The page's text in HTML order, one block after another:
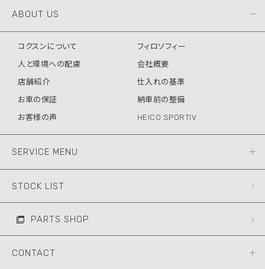
ABOUT US
コクスンについて
フィロソフィー
人と環境への配慮
会社概要
店舗紹介
仕入れの基準
お車の保証
納車前の整備
お客様の声
HEICO SPORTIV
SERVICE MENU
STOCK LIST
PARTS SHOP
CONTACT